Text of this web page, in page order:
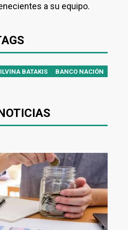
a su equipo.
BATAKIS BANCO NACIÓN